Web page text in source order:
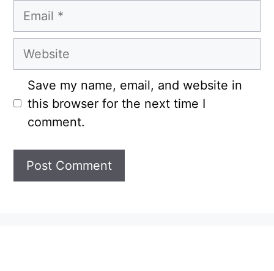
Email
Website
Save my name, email, and website in
this browser for the next time I
comment.